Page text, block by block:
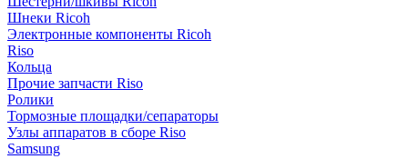
Шнеки Ricoh
Электронные компоненты Ricoh
Riso
Кольца
Прочие запчасти Riso
Ролики
Тормозные площадки/сепараторы
Узлы аппаратов в сборе Riso
Samsung